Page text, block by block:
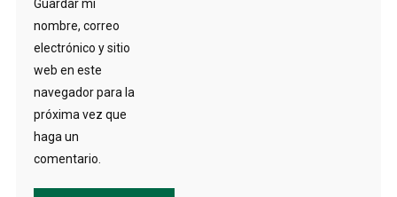
Guardar mi
nombre, correo
electrónico y sitio
web en este
navegador para la
próxima vez que
haga un
comentario.